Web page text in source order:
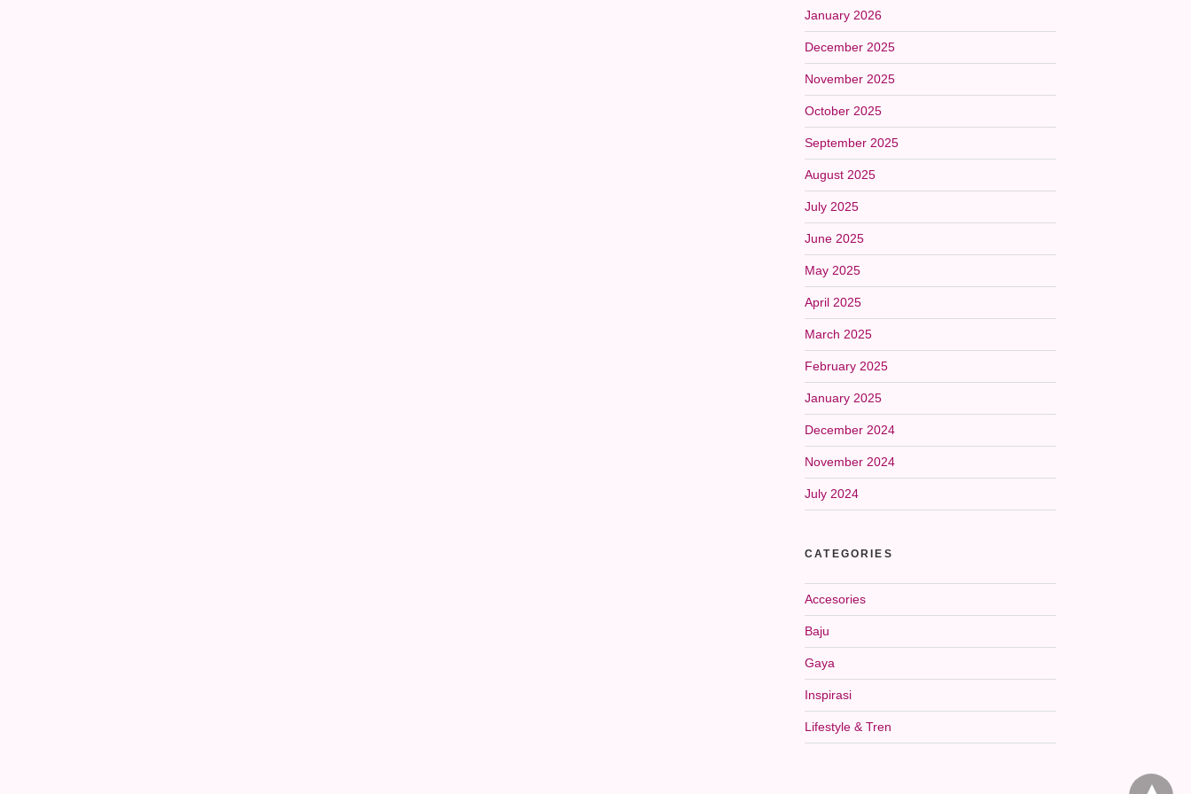
January 2026
December 2025
November 2025
October 2025
September 2025
August 2025
July 2025
June 2025
May 2025
April 2025
March 2025
February 2025
January 2025
December 2024
November 2024
July 2024
CATEGORIES
Accesories
Baju
Gaya
Inspirasi
Lifestyle & Tren